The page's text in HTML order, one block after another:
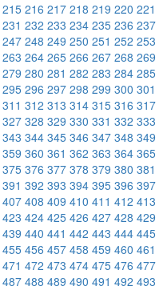
215 216 217 218 219 220 221
231 232 233 234 235 236 237
247 248 249 250 251 252 253
263 264 265 266 267 268 269
279 280 281 282 283 284 285
295 296 297 298 299 300 301
311 312 313 314 315 316 317
327 328 329 330 331 332 333
343 344 345 346 347 348 349
359 360 361 362 363 364 365
375 376 377 378 379 380 381
391 392 393 394 395 396 397
407 408 409 410 411 412 413
423 424 425 426 427 428 429
439 440 441 442 443 444 445
455 456 457 458 459 460 461
471 472 473 474 475 476 477
487 488 489 490 491 492 493